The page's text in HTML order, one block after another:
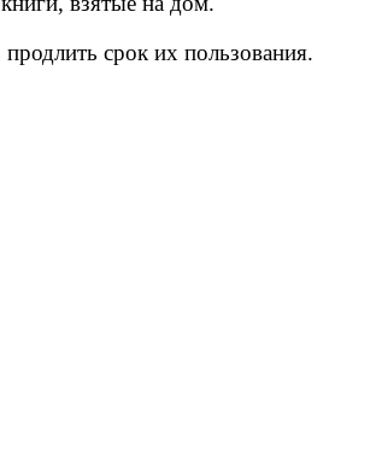
срок их пользования.